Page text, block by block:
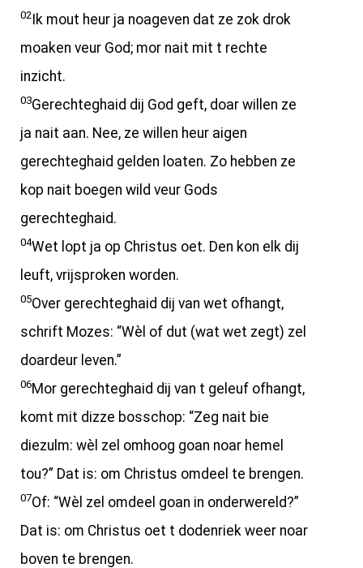
02Ik mout heur ja noageven dat ze zok drok
moaken veur God; mor nait mit t rechte
inzicht.
03Gerechteghaid dij God geft, doar willen ze
ja nait aan. Nee, ze willen heur aigen
gerechteghaid gelden loaten. Zo hebben ze
kop nait boegen wild veur Gods
gerechteghaid.
04Wet lopt ja op Christus oet. Den kon elk dij
leuft, vrijsproken worden.
05Over gerechteghaid dij van wet ofhangt,
schrift Mozes: “Wèl of dut (wat wet zegt) zel
doardeur leven.”
06Mor gerechteghaid dij van t geleuf ofhangt,
komt mit dizze bosschop: “Zeg nait bie
diezulm: wèl zel omhoog goan noar hemel
tou?” Dat is: om Christus omdeel te brengen.
07Of: “Wèl zel omdeel goan in onderwereld?”
Dat is: om Christus oet t dodenriek weer noar
boven te brengen.